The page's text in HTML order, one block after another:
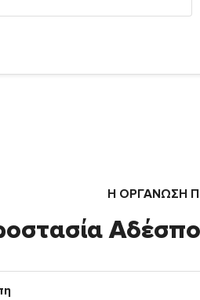
Η ΟΡΓΆΝΩΣΗ